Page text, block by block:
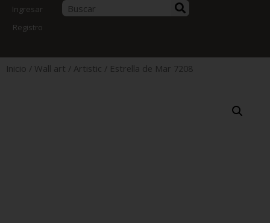
Ingresar
Registro
Inicio / Wall art / Artistic / Estrella de Mar 7208